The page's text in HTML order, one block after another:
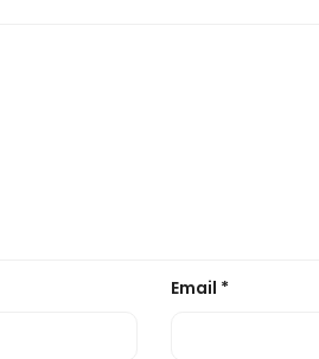
Email *